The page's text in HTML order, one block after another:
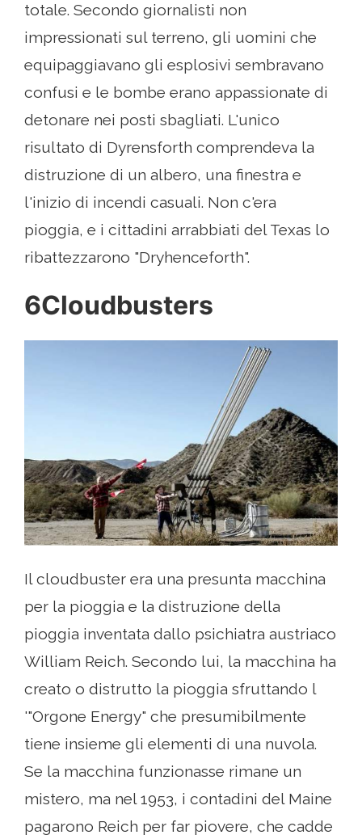
totale. Secondo giornalisti non
impressionati sul terreno, gli uomini che
equipaggiavano gli esplosivi sembravano
confusi e le bombe erano appassionate di
detonare nei posti sbagliati. L'unico
risultato di Dyrensforth comprendeva la
distruzione di un albero, una finestra e
l'inizio di incendi casuali. Non c'era
pioggia, e i cittadini arrabbiati del Texas lo
ribattezzarono "Dryhenceforth".
6Cloudbusters
Il cloudbuster era una presunta macchina
per la pioggia e la distruzione della
pioggia inventata dallo psichiatra austriaco
William Reich. Secondo lui, la macchina ha
creato o distrutto la pioggia sfruttando l
'"Orgone Energy" che presumibilmente
tiene insieme gli elementi di una nuvola.
Se la macchina funzionasse rimane un
mistero, ma nel 1953, i contadini del Maine
pagarono Reich per far piovere, che cadde